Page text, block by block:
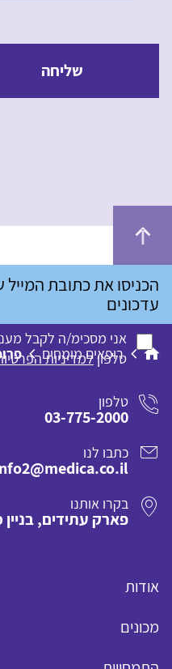
שליחה
אני מסכימ/ה לקבל
טלפוןלמדיניות
רופאים מומחים
טלפון
03-775-2000
כתבו לנו
בקרו אותנו
פארק עתידים, בניין מספר
אודות
מכונים